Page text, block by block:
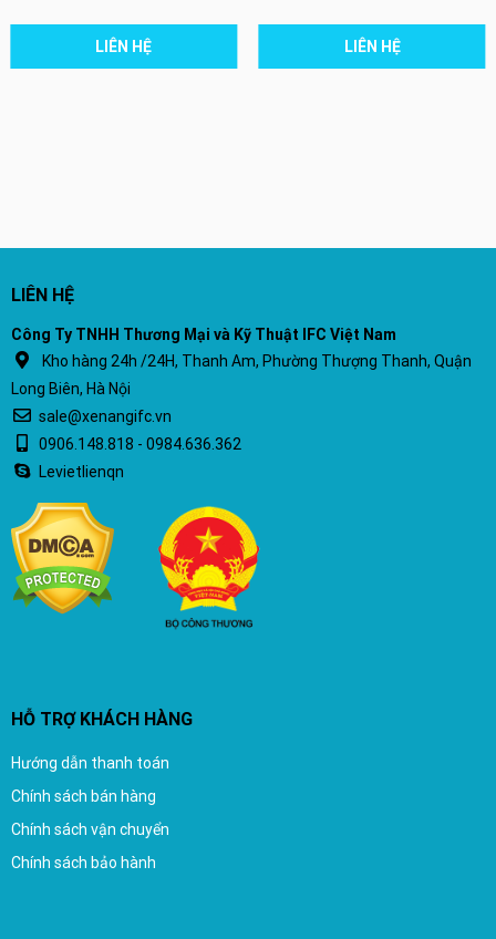
LIÊN HỆ LIÊN HỆ
LIÊN HỆ
Công Ty TNHH Thương Mại và Kỹ Thuật IFC Việt Nam
Kho hàng 24h /24H, Thanh Am, Phường Thượng Thanh, Quận
Long Biên, Hà Nội
sale@xenangifc.vn
0906.148.818 - 0984.636.362
Levietlienqn
HỖ TRỢ KHÁCH HÀNG
Hướng dẫn thanh toán
Chính sách bán hàng
Chính sách vận chuyển
Chính sách bảo hành